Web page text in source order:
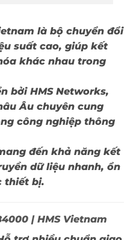
là bộ chuyển đổi
suất cao, giúp kết
khác nhau trong
bởi HMS Networks,
Âu chuyên cung
công nghiệp thông
đến khả năng kết
dữ liệu nhanh, ổn
thiết bị.
| HMS Vietnam